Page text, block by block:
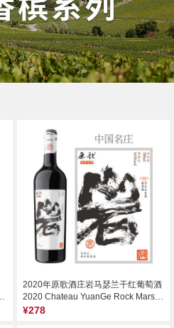
Grand Cru, France
2020年原歌酒庄岩马瑟兰干红葡萄酒
2020 Chateau YuanGe Rock Marselan, Helan Mountain’s East Foothill, China
¥278